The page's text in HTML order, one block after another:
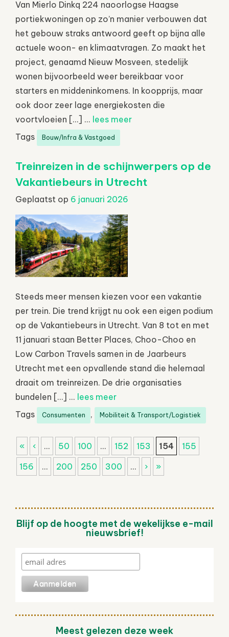
Van Mierlo Dinkq 224 naoorlogse Haagse
portiekwoningen op zo’n manier verbouwen dat
het gebouw straks antwoord geeft op bijna alle
actuele woon- en klimaatvragen. Zo maakt het
project, genaamd Nieuw Mosveen, stedelijk
wonen bijvoorbeeld weer bereikbaar voor
starters en middeninkomens. In koopprijs, maar
ook door zeer lage energiekosten die
voortvloeien […] ... lees meer
Tags
Bouw/Infra & Vastgoed
Treinreizen in de schijnwerpers op de
Vakantiebeurs in Utrecht
Geplaatst op 6 januari 2026
Steeds meer mensen kiezen voor een vakantie
per trein. Die trend krijgt nu ook een eigen podium
op de Vakantiebeurs in Utrecht. Van 8 tot en met
11 januari staan Better Places, Choo-Choo en
Low Carbon Travels samen in de Jaarbeurs
Utrecht met een opvallende stand die helemaal
draait om treinreizen. De drie organisaties
bundelen […] ... lees meer
Tags
Consumenten , Mobiliteit & Transport/Logistiek
« ‹ ... 50 100 ... 152 153 154
155
156
... 200 250 300 ... › »
Blijf op de hoogte met de wekelijkse e-mail
nieuwsbrief!
Meest gelezen deze week